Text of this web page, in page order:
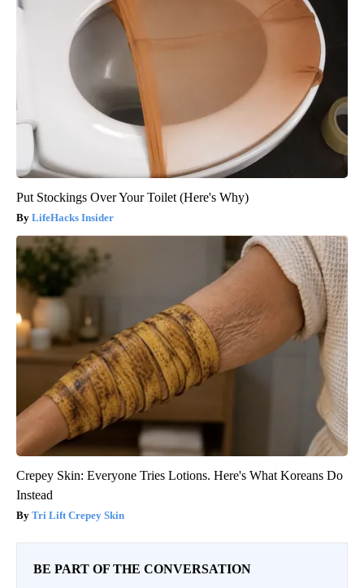
Put Stockings Over Your Toilet (Here's Why)
LifeHacks Insider
Crepey Skin: Everyone Tries Lotions. Here's What Koreans Do
Instead
Tri Lift Crepey Skin
BE PART OF THE CONVERSATION